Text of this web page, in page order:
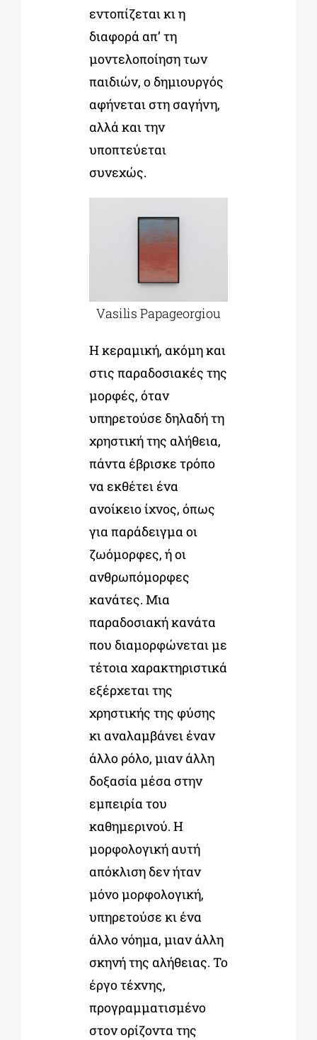
εντοπίζεται κι η
διαφορά απ’ τη
μοντελοποίηση των
παιδιών, ο δημιουργός
αφήνεται στη σαγήνη,
αλλά και την
υποπτεύεται
συνεχώς.
Vasilis Papageorgiou
Η κεραμική, ακόμη και
στις παραδοσιακές της
μορφές, όταν
υπηρετούσε δηλαδή τη
χρηστική της αλήθεια,
πάντα έβρισκε τρόπο
να εκθέτει ένα
ανοίκειο ίχνος, όπως
για παράδειγμα οι
ζωόμορφες, ή οι
ανθρωπόμορφες
κανάτες. Μια
παραδοσιακή κανάτα
που διαμορφώνεται με
τέτοια χαρακτηριστικά
εξέρχεται της
χρηστικής της φύσης
κι αναλαμβάνει έναν
άλλο ρόλο, μιαν άλλη
δοξασία μέσα στην
εμπειρία του
καθημερινού. Η
μορφολογική αυτή
απόκλιση δεν ήταν
μόνο μορφολογική,
υπηρετούσε κι ένα
άλλο νόημα, μιαν άλλη
σκηνή της αλήθειας. Το
έργο τέχνης,
προγραμματισμένο
στον ορίζοντα της